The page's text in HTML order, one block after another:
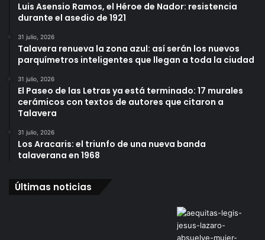
Luis Asensio Ramos, el Héroe de Nador: resistencia
durante el asedio de 1921
31 julio, 2026
Talavera renueva la zona azul: así serán los nuevos
parquímetros inteligentes que llegan a toda la ciudad
31 julio, 2026
El Paseo de las Letras ya está terminado: 17 murales
cerámicos con textos de autores que citaron a
Talavera
31 julio, 2026
Los Aracaris: el triunfo de una nueva banda
talaverana en 1968
Últimas noticias